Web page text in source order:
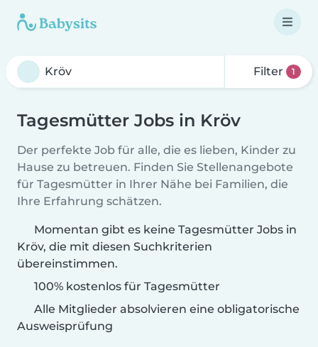
Filter 1
Tagesmütter Jobs in Kröv
Der perfekte Job für alle, die es lieben, Kinder zu
Hause zu betreuen. Finden Sie Stellenangebote
für Tagesmütter in Ihrer Nähe bei Familien, die
Ihre Erfahrung schätzen.
Momentan gibt es keine Tagesmütter Jobs in
Kröv, die mit diesen Suchkriterien
übereinstimmen.
100% kostenlos für Tagesmütter
Alle Mitglieder absolvieren eine obligatorische
Ausweisprüfung